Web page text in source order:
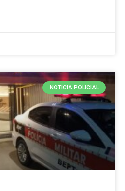
NOTICIA POLICIAL